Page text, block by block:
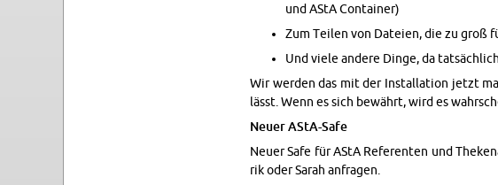
und AStA Con­tainer)
Zum Teilen von Dateien, die zu groß
Und viele an­dere Dinge, da
Wir wer­den das mit der In­stal­la­tion jetzt
lässt. Wenn es sich bewährt, wird es
Neuer AStA-Safe
Neuer Safe für AStA Ref­er­enten und
rik oder Sarah an­fra­gen.